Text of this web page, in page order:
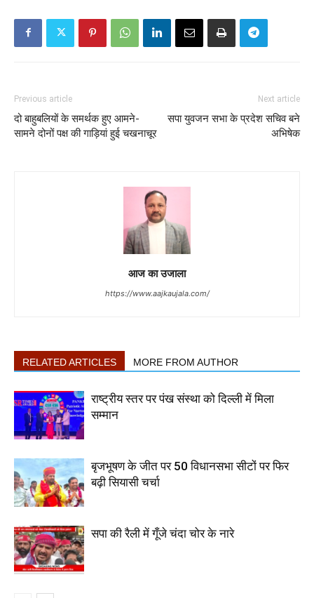
Previous article
दो बाहुबलियों के समर्थक हुए आमने-
सामने दोनों पक्ष की गाड़ियां हुई चखनाचूर
Next article
सपा युवजन सभा के प्रदेश सचिव बने
अभिषेक
आज का उजाला
https://www.aajkaujala.com/
RELATED ARTICLES MORE FROM AUTHOR
राष्ट्रीय स्तर पर पंख संस्था को दिल्ली में मिला
सम्मान
बृजभूषण के जीत पर 50 विधानसभा सीटों पर फिर
बढ़ी सियासी चर्चा
सपा की रैली में गूँजे चंदा चोर के नारे